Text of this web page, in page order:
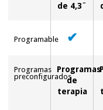
de 4,3¨
Programable ✔
Programas
preconfigurados
Programas
de
terapia